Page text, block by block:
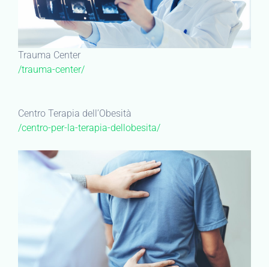
Trauma Center
/trauma-center/
Centro Terapia dell’Obesità
/centro-per-la-terapia-dellobesita/